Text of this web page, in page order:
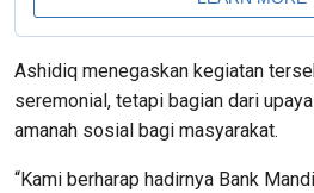
Ashidiq menegaskan kegiatan
seremonial, tetapi bagian dari
amanah sosial bagi masyarakat.
“Kami berharap hadirnya Bank